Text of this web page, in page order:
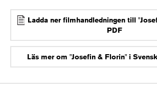
Ladda ner filmhandledningen till
PDF
Läs mer om "Josefin & Florin" i